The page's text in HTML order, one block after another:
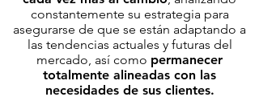
constantemente su estrategia para
asegurarse de que se están adaptando a
las tendencias actuales y futuras del
mercado, así como permanecer
totalmente alineadas con las
necesidades de sus clientes.